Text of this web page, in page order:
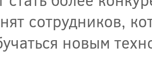
сотрудников,
новым